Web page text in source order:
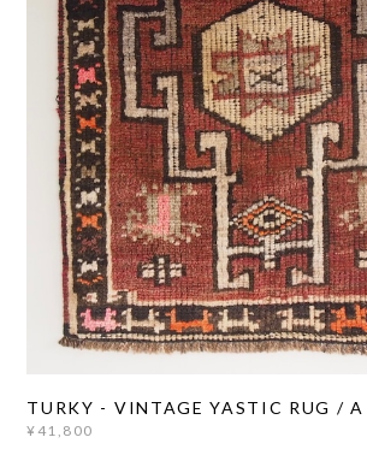
TURKY - VINTAGE YASTIC RUG / A
¥41,800